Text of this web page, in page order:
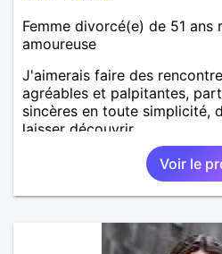
Femme divorcé(e) de 51 ans
amoureuse
J'aimerais faire des
agréables et palpitantes,
sincères en toute simplicité,
laisser découvrir.
Voir le